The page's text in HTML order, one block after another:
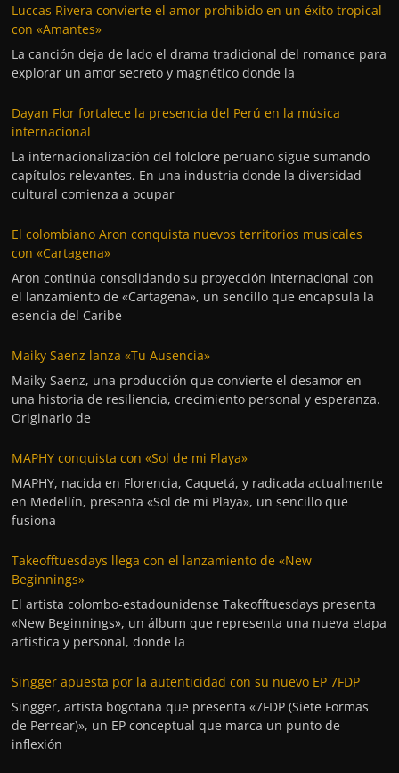
Luccas Rivera convierte el amor prohibido en un éxito tropical
con «Amantes»
La canción deja de lado el drama tradicional del romance para
explorar un amor secreto y magnético donde la
Dayan Flor fortalece la presencia del Perú en la música
internacional
La internacionalización del folclore peruano sigue sumando
capítulos relevantes. En una industria donde la diversidad
cultural comienza a ocupar
El colombiano Aron conquista nuevos territorios musicales
con «Cartagena»
Aron continúa consolidando su proyección internacional con
el lanzamiento de «Cartagena», un sencillo que encapsula la
esencia del Caribe
Maiky Saenz lanza «Tu Ausencia»
Maiky Saenz, una producción que convierte el desamor en
una historia de resiliencia, crecimiento personal y esperanza.
Originario de
MAPHY conquista con «Sol de mi Playa»
MAPHY, nacida en Florencia, Caquetá, y radicada actualmente
en Medellín, presenta «Sol de mi Playa», un sencillo que
fusiona
Takeofftuesdays llega con el lanzamiento de «New
Beginnings»
El artista colombo-estadounidense Takeofftuesdays presenta
«New Beginnings», un álbum que representa una nueva etapa
artística y personal, donde la
Singger apuesta por la autenticidad con su nuevo EP 7FDP
Singger, artista bogotana que presenta «7FDP (Siete Formas
de Perrear)», un EP conceptual que marca un punto de
inflexión